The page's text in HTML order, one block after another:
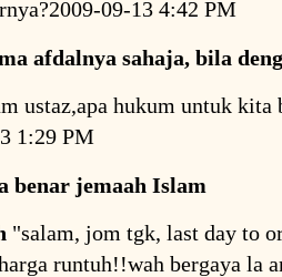
09-13 4:42 PM
afdalnya sahaja, bila
ustaz,apa hukum untuk
1:29 PM
benar jemaah Islam
"salam, jom tgk, last day to
runtuh!!wah bergaya la